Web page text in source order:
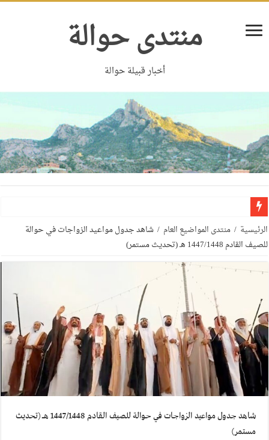
منتدى حوالة
أخبار قبيلة حوالة
الرئيسية / منتدى المواضيع العام / شاهد جدول مواعيد الزواجات في حوالة
للصيف القادم 1447/1448 هـ (تحديث مستمر)
شاهد جدول مواعيد الزواجات في حوالة للصيف القادم 1447/1448 هـ (تحديث
مستمر)